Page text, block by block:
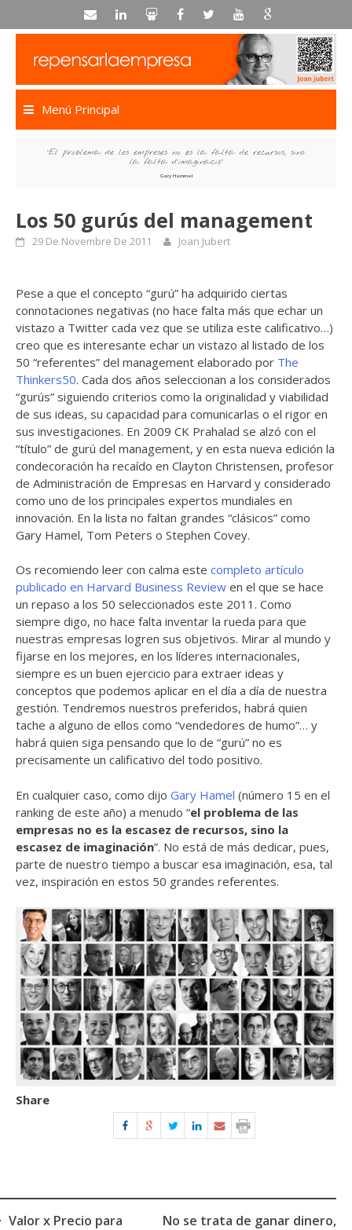
to
Menú Principal
Gary Hammel
“El problema de les empreses no és la falta de recursos, sinó
la falta d’imaginació”
Los 50 gurús del management
29 De Novembre De 2011 Joan Jubert
Pese a que el concepto “gurú” ha adquirido ciertas
connotaciones negativas (no hace falta más que echar un
vistazo a Twitter cada vez que se utiliza este calificativo…)
creo que es interesante echar un vistazo al listado de los
50 “referentes” del management elaborado por The
Thinkers50. Cada dos años seleccionan a los considerados
“gurús” siguiendo criterios como la originalidad y viabilidad
de sus ideas, su capacidad para comunicarlas o el rigor en
sus investigaciones. En 2009 CK Prahalad se alzó con el
“título” de gurú del management, y en esta nueva edición la
condecoración ha recaído en Clayton Christensen, profesor
de Administración de Empresas en Harvard y considerado
como uno de los principales expertos mundiales en
innovación. En la lista no faltan grandes “clásicos” como
Gary Hamel, Tom Peters o Stephen Covey.
Os recomiendo leer con calma este completo artículo
publicado en Harvard Business Review en el que se hace
un repaso a los 50 seleccionados este 2011. Como
siempre digo, no hace falta inventar la rueda para que
nuestras empresas logren sus objetivos. Mirar al mundo y
fijarse en los mejores, en los líderes internacionales,
siempre es un buen ejercicio para extraer ideas y
conceptos que podemos aplicar en el día a día de nuestra
gestión. Tendremos nuestros preferidos, habrá quien
tache a alguno de ellos como “vendedores de humo”… y
habrá quien siga pensando que lo de “gurú” no es
precisamente un calificativo del todo positivo.
En cualquier caso, como dijo Gary Hamel (número 15 en el
ranking de este año) a menudo “el problema de las
empresas no es la escasez de recursos, sino la
escasez de imaginación”. No está de más dedicar, pues,
parte de nuestro tiempo a buscar esa imaginación, esa, tal
vez, inspiración en estos 50 grandes referentes.
Share
Valor x Precio para
No se trata de ganar dinero,